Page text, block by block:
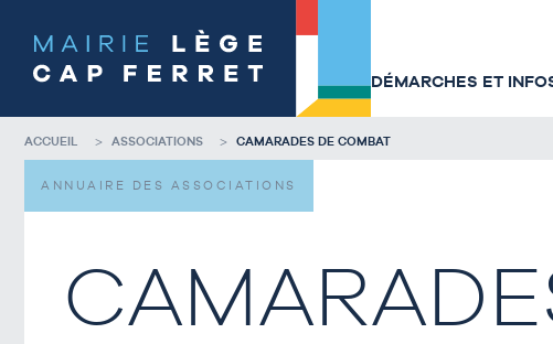
contenu
page
DÉMARCHES ET
ACCUEIL ASSOCIATIONS CAMARADES DE COMBAT
ANNUAIRE DES ASSOCIATIONS